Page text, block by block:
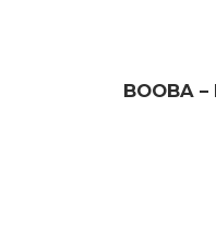
BOOBA